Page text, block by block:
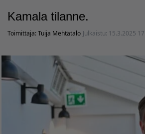
Kamala tilanne.
Toimittaja:Tuija Mehtätalo Julkaistu: 15.3.2025